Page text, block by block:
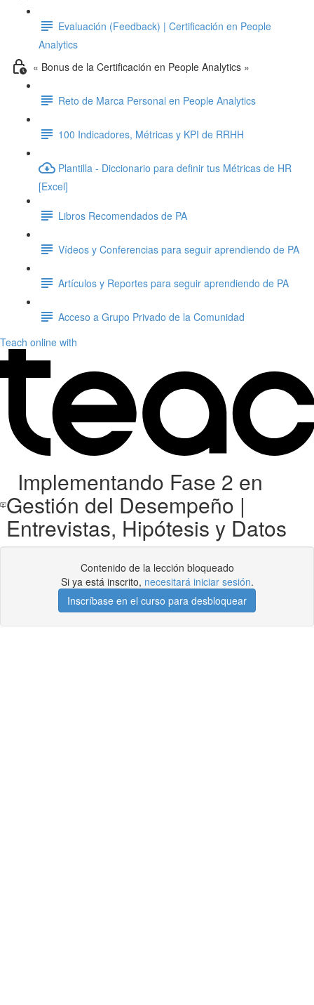
Evaluación (Feedback) | Certificación en People
Analytics
« Bonus de la Certificación en People Analytics »
Reto de Marca Personal en People Analytics
100 Indicadores, Métricas y KPI de RRHH
Plantilla - Diccionario para definir tus Métricas de HR
[Excel]
Libros Recomendados de PA
Vídeos y Conferencias para seguir aprendiendo de PA
Artículos y Reportes para seguir aprendiendo de PA
Acceso a Grupo Privado de la Comunidad
Teach online with
Implementando Fase 2 en
Gestión del Desempeño |
Entrevistas, Hipótesis y Datos
Contenido de la lección bloqueado
Si ya está inscrito, necesitará iniciar sesión.
Inscríbase en el curso para desbloquear